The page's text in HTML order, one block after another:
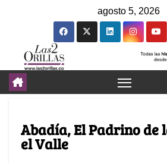
agosto 5, 2026
Abadía, El Padrino de
el Valle